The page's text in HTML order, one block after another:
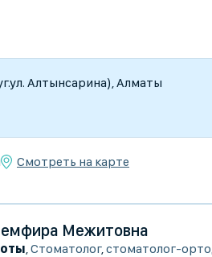
Алтынсарина), Алматы
Смотреть на карте
Межитовна
,Стоматолог,стоматолог-